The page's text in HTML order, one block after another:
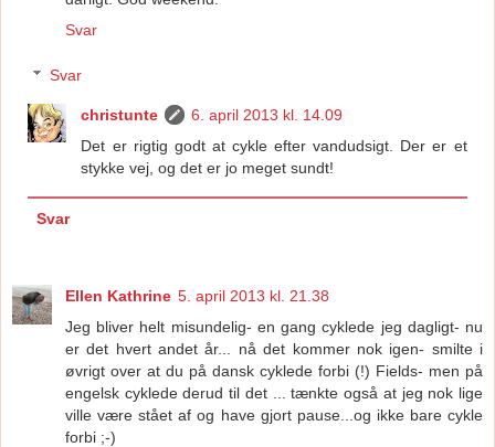
Svar
Svar
christunte
6. april 2013 kl. 14.09
Det er rigtig godt at cykle efter vandudsigt. Der er et
stykke vej, og det er jo meget sundt!
Svar
Ellen Kathrine 5. april 2013 kl. 21.38
Jeg bliver helt misundelig- en gang cyklede jeg dagligt- nu
er det hvert andet år... nå det kommer nok igen- smilte i
øvrigt over at du på dansk cyklede forbi (!) Fields- men på
engelsk cyklede derud til det ... tænkte også at jeg nok lige
ville være stået af og have gjort pause...og ikke bare cykle
forbi ;-)